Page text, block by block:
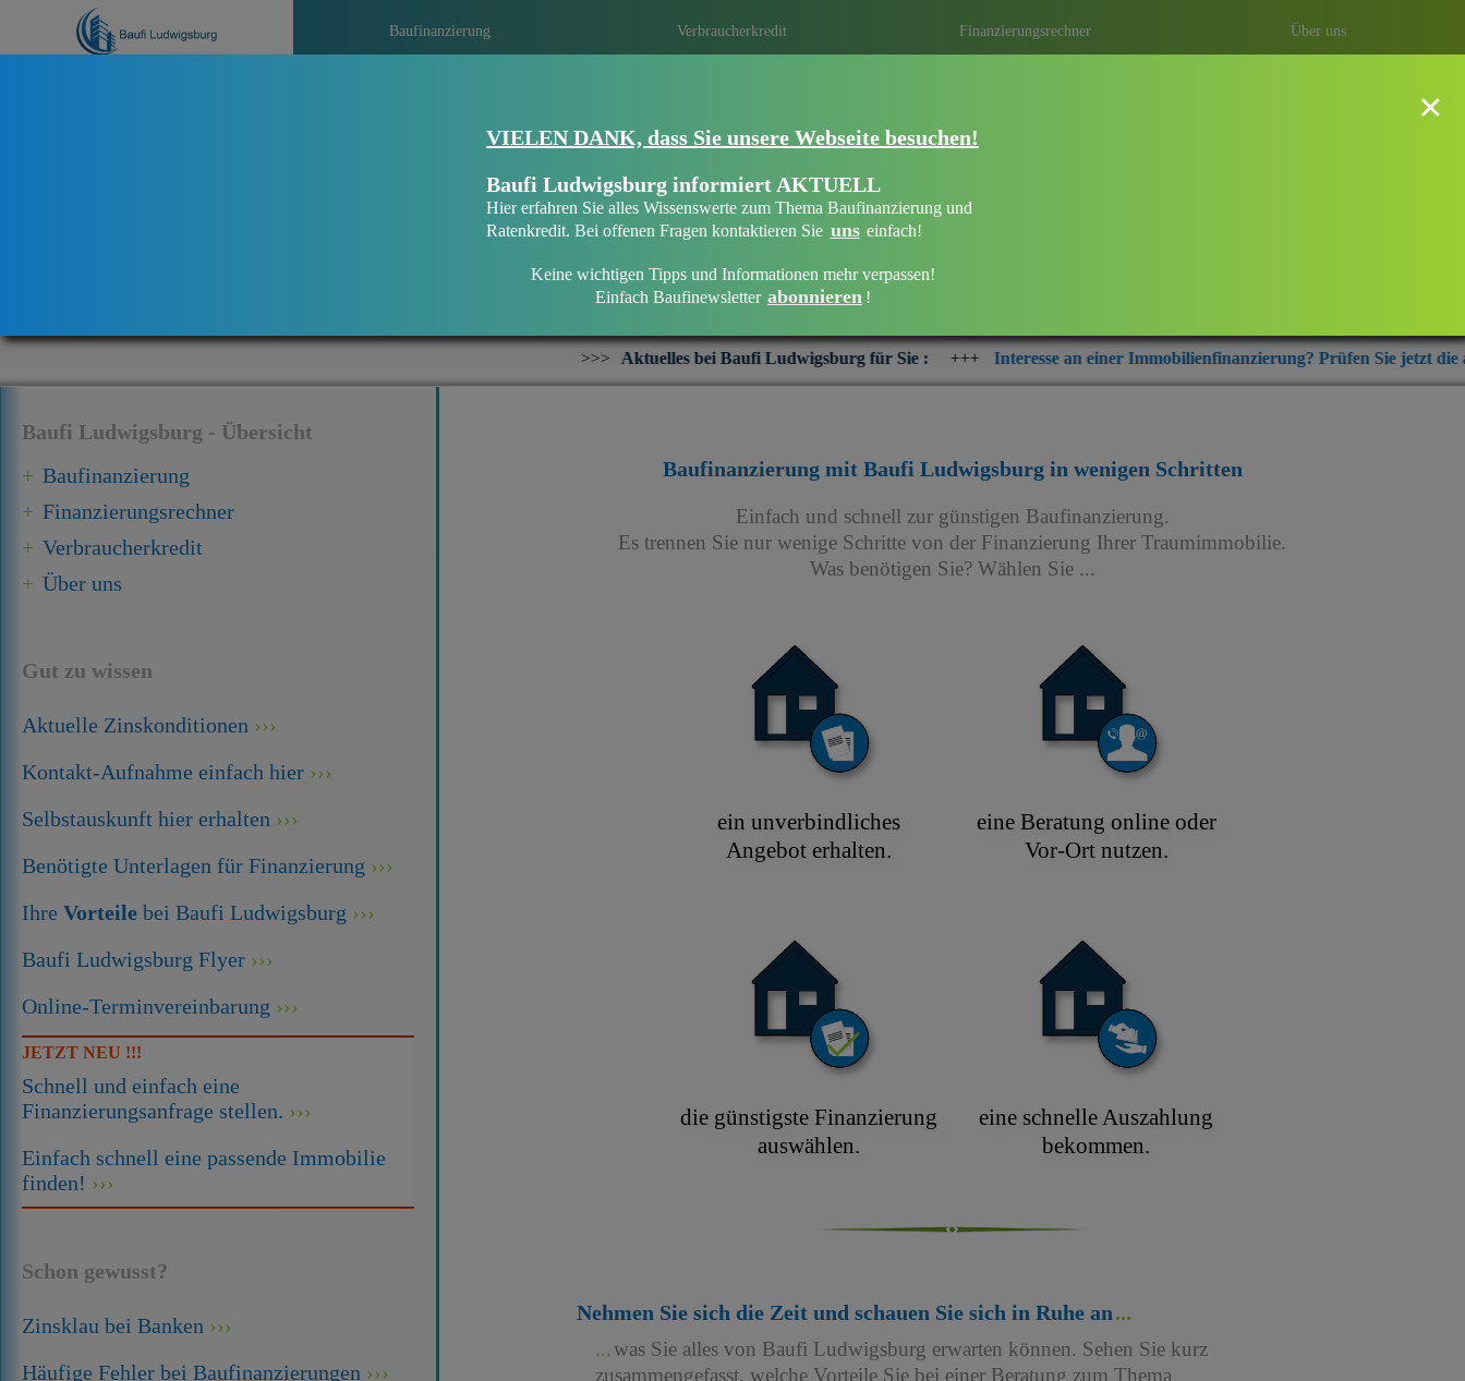
Baufinanzierung Verbraucherkredit Finanzierungsrechner Über uns
Eine Immobilie finanzieren mit Baufi Ludwigsburg
Finanzieren Sie Ihr Haus oder Ihre Wohnung mit Baufi Ludwigsburg – ihrem
bankenunabhängigen Finanzierungsberater aus der Region Ludwigsburg.
Aktuelles bei Baufi Ludwigsburg für Sie : +++ Interesse an einer Immobilienfinanzierung? Prüfen Sie jetzt die aktuellen
Baufi Ludwigsburg - Übersicht
Baufinanzierung
Finanzierungsrechner
Verbraucherkredit
Über uns
Gut zu wissen
Aktuelle Zinskonditionen
Kontakt-Aufnahme einfach hier
Selbstauskunft hier erhalten
Benötigte Unterlagen für Finanzierung
Ihre Vorteile bei Baufi Ludwigsburg
Baufi Ludwigsburg Flyer
Online-Terminvereinbarung
JETZT NEU !!!
Schnell und einfach eine
Finanzierungsanfrage stellen.
Einfach schnell eine passende Immobilie
finden!
Schon gewusst?
Zinsklau bei Banken
Häufige Fehler bei Baufinanzierungen
×
VIELEN DANK, dass Sie unsere Webseite besuchen!
Baufi Ludwigsburg informiert AKTUELL
Hier erfahren Sie alles Wissenswerte zum Thema Baufinanzierung und
Ratenkredit. Bei offenen Fragen kontaktieren Sie uns einfach!
Keine wichtigen Tipps und Informationen mehr verpassen!
Einfach Baufinewsletter abonnieren !
Baufinanzierung mit Baufi Ludwigsburgin wenigen Schritten
Einfach und schnell zur günstigen Baufinanzierung.
Es trennen Sie nur wenige Schritte von der Finanzierung Ihrer Traumimmobilie.
Was benötigen Sie? Wählen Sie ...
ein unverbindliches
Angebot erhalten.
eine Beratung online oder
Vor-Ort nutzen.
die günstigste Finanzierung
auswählen.
eine schnelle Auszahlung
bekommen.
Nehmen Sie sich die Zeit und schauen Sie sich in Ruhe an
was Sie alles von Baufi Ludwigsburg erwarten können. Sehen Sie kurz
zusammengefasst, welche Vorteile Sie bei einer Beratung zum Thema